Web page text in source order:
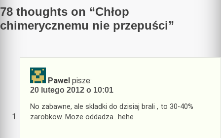
78 thoughts on “Chłop
chimerycznemu nie przepuści”
Pawel pisze:
20 lutego 2012 o 10:01
No zabawne, ale skladki do dzisiaj brali , to 30-40%
zarobkow. Moze oddadza…hehe